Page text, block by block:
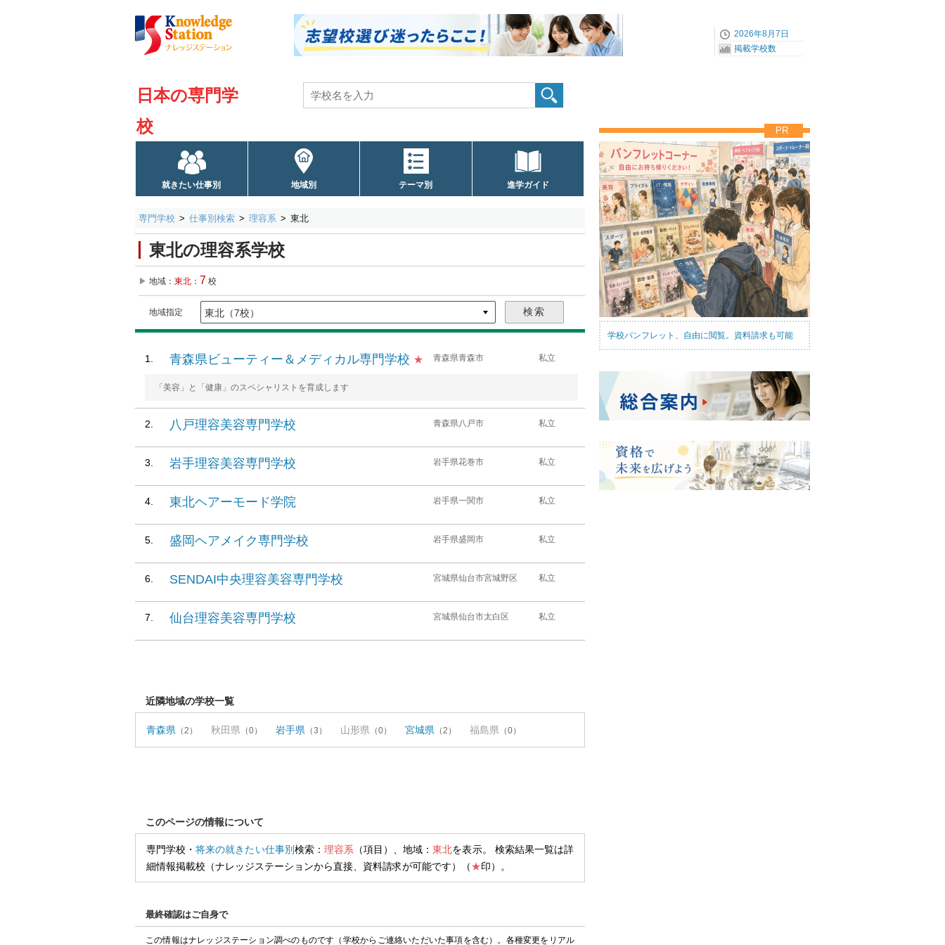
2026年8月7日
掲載学校数
日本の専門学
校
就きたい仕事別 地域別 テーマ別 進学ガイド
専門学校 仕事別検索 理容系 東北
東北の理容系学校
地域： 東北 ： 7 校
地域指定
青森県ビューティー＆メディカル専門学校 ★ 青森県青森市 私立
「美容」と「健康」のスペシャリストを育成します
八戸理容美容専門学校 青森県八戸市 私立
岩手理容美容専門学校 岩手県花巻市 私立
東北ヘアーモード学院 岩手県一関市 私立
盛岡ヘアメイク専門学校 岩手県盛岡市 私立
SENDAI中央理容美容専門学校 宮城県仙台市宮城野区 私立
仙台理容美容専門学校 宮城県仙台市太白区 私立
近隣地域の学校一覧
青森県 （2） 秋田県 （0） 岩手県 （3） 山形県 （0） 宮城県 （2） 福島県 （0）
このページの情報について
専門学校・将来の就きたい仕事別検索： 理容系 （項目）、地域：東北を表示。 検索結果一覧は詳
細情報掲載校（ナレッジステーションから直接、資料請求が可能です）（★印）。
最終確認はご自身で
この情報はナレッジステーション調べのものです（学校からご連絡いただいた事項を含む）。各種変更をリアル
PR
学校パンフレット、自由に閲覧。資料請求も可能